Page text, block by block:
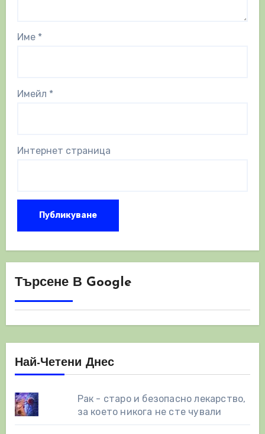
Име *
Имейл *
Интернет страница
Търсене В Google
Най-Четени Днес
Рак - старо и безопасно лекарство,
за което никога не сте чували